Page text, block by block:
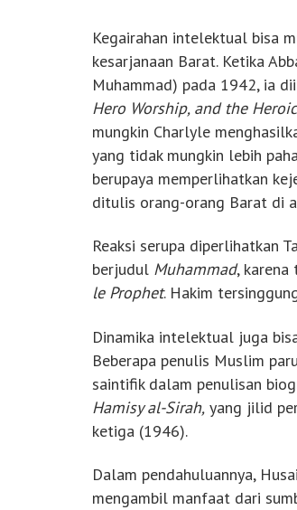
Kegairahan intelektual bisa
kesarjanaan Barat. Ketika
Muhammad) pada 1942, ia
Hero Worship, and the
mungkin Charlyle
yang tidak mungkin lebih
berupaya memperlihatkan
ditulis orang-orang Barat di
Reaksi serupa diperlihatkan
berjudul Muhammad,
le Prophet. Hakim
Dinamika intelektual juga
Beberapa penulis Muslim
saintifik dalam penulisan
Hamisy al-Sirah, yang jilid
ketiga (1946).
Dalam pendahuluannya,
mengambil manfaat dari